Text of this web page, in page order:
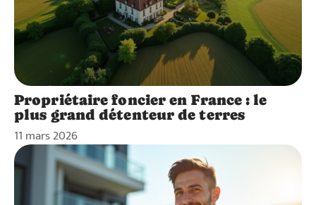
Propriétaire foncier en France : le
plus grand détenteur de terres
11 mars 2026